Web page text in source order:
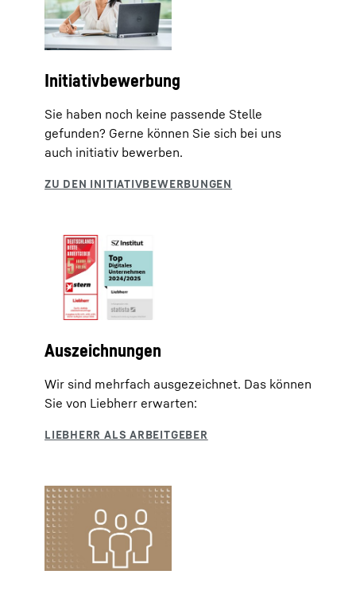
Initiativbewerbung
Sie haben noch keine passende Stelle
gefunden? Gerne können Sie sich bei uns
auch initiativ bewerben.
Auszeichnungen
Wir sind mehrfach ausgezeichnet. Das können
Sie von Liebherr erwarten: